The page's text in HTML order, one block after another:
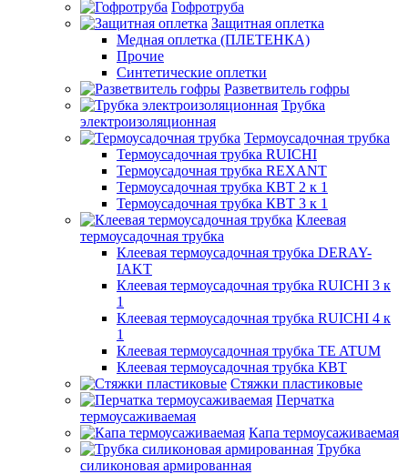
Гофротруба
Защитная оплетка
Медная оплетка (ПЛЕТЕНКА)
Прочие
Синтетические оплетки
Разветвитель гофры
Трубка
электроизоляционная
Термоусадочная трубка
Термоусадочная трубка RUICHI
Термоусадочная трубка REXANT
Термоусадочная трубка КВТ 2 к 1
Термоусадочная трубка КВТ 3 к 1
Клеевая
термоусадочная трубка
Клеевая термоусадочная трубка DERAY-
IAKT
Клеевая термоусадочная трубка RUICHI 3 к
1
Клеевая термоусадочная трубка RUICHI 4 к
1
Клеевая термоусадочная трубка TE ATUM
Клеевая термоусадочная трубка КВТ
Стяжки пластиковые
Перчатка
термоусаживаемая
Капа термоусаживаемая
Трубка
силиконовая армированная